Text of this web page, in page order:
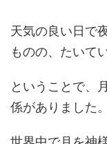
天気の良い日で
ものの、たいて
ということで、
係がありました。